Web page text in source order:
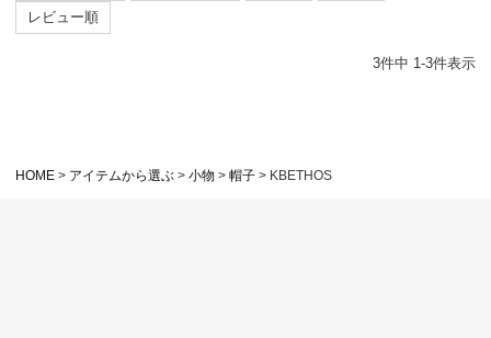
レビュー順
3件中 1-3件表示
HOME アイテムから選ぶ 小物 帽子 KBETHOS